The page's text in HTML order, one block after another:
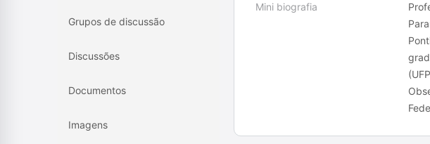
Grupos de discussão
Discussões
Documentos
Imagens
Mini biografia